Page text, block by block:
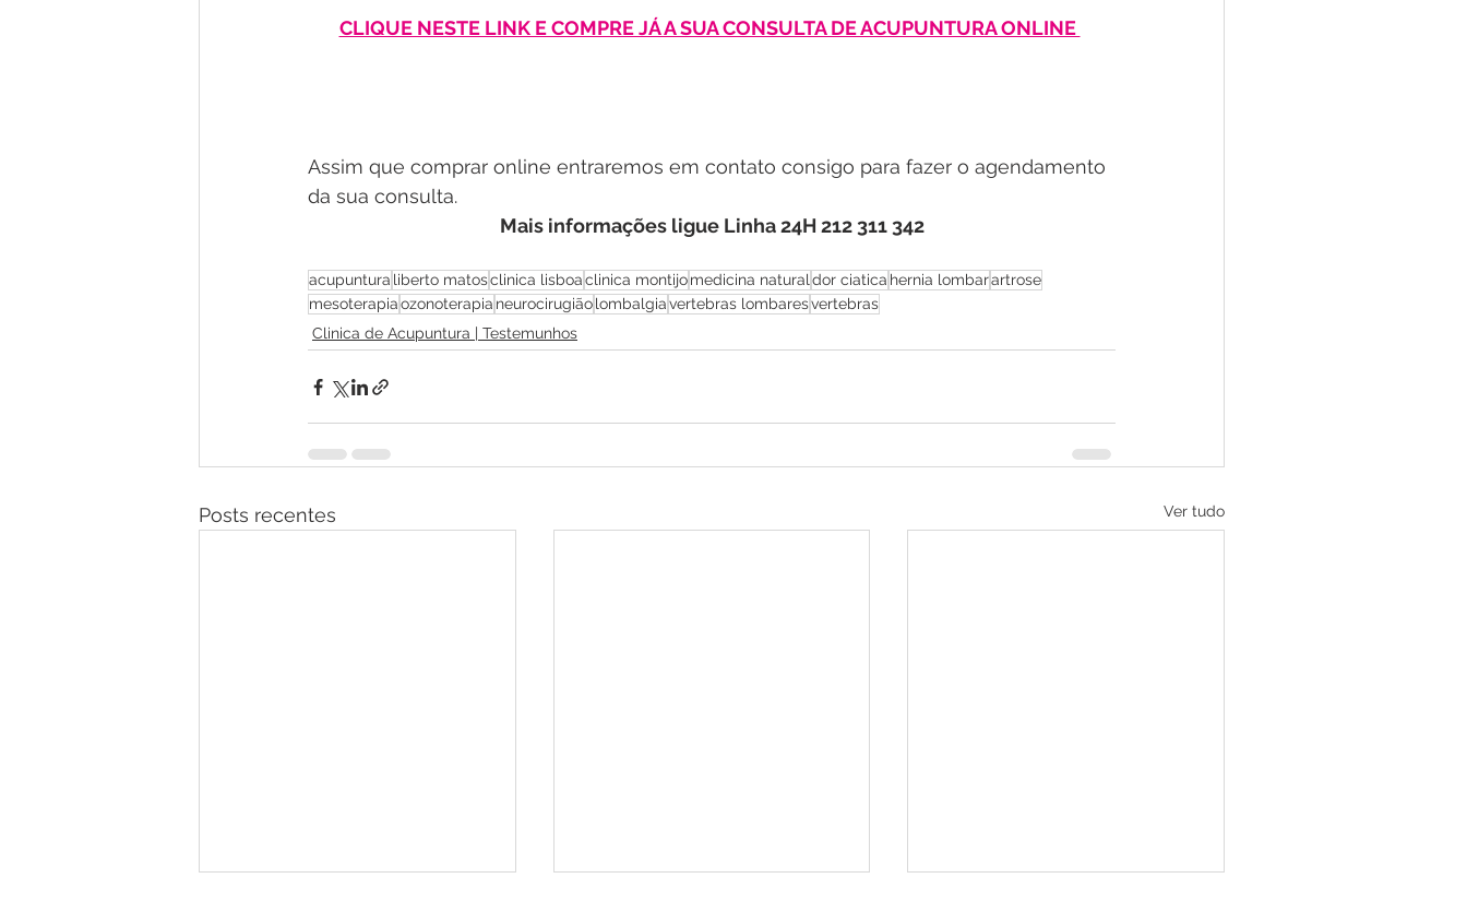
CLIQUE NESTE LINK E COMPRE JÁ A SUA CONSULTA DE ACUPUNTURA ONLINE
Assim que comprar online entraremos em contato consigo para fazer o agendamento
da sua consulta.
Mais informações ligue Linha 24H 212 311 342
acupuntura liberto matosclinica lisboaclinica montijomedicina natural dor ciatica hernia lombarartrose
mesoterapiaozonoterapia neurocirugiãolombalgiavertebras lombaresvertebras
Clinica de Acupuntura | Testemunhos
Posts recentes Ver tudo